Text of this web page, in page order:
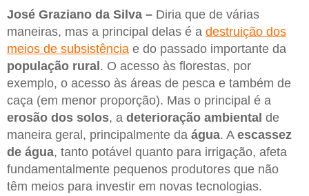
José Graziano da Silva – Diria que de várias
maneiras, mas a principal delas é a destruição dos
meios de subsistência e do passado importante da
população rural . O acesso às florestas, por
exemplo, o acesso às áreas de pesca e também de
caça (em menor proporção). Mas o principal é a
erosão dos solos, a deterioração ambiental de
maneira geral, principalmente da água. A escassez
de água, tanto potável quanto para irrigação, afeta
fundamentalmente pequenos produtores que não
têm meios para investir em novas tecnologias.